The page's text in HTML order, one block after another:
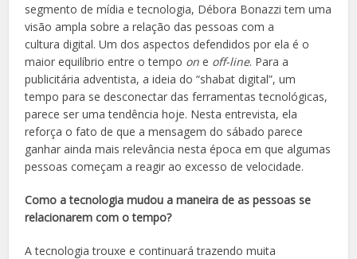
segmento de mídia e tecnologia, Débora Bonazzi tem uma
visão ampla sobre a relação das pessoas com a
cultura digital. Um dos aspectos defendidos por ela é o
maior equilíbrio entre o tempo on e off-line. Para a
publicitária adventista, a ideia do “shabat digital”, um
tempo para se desconectar das ferramentas tecnológicas,
parece ser uma tendência hoje. Nesta entrevista, ela
reforça o fato de que a mensagem do sábado parece
ganhar ainda mais relevância nesta época em que algumas
pessoas começam a reagir ao excesso de velocidade.
Como a tecnologia mudou a maneira de as pessoas se
relacionarem com o tempo?
A tecnologia trouxe e continuará trazendo muita